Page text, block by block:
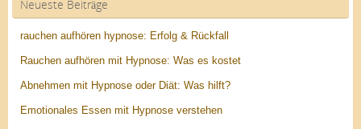
Neueste Beiträge
rauchen aufhören hypnose: Erfolg & Rückfall
Rauchen aufhören mit Hypnose: Was es kostet
Abnehmen mit Hypnose oder Diät: Was hilft?
Emotionales Essen mit Hypnose verstehen